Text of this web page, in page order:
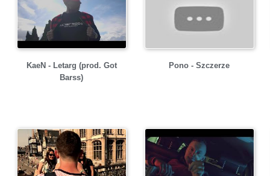
KaeN - Letarg (prod. Got
Barss)
Pono - Szczerze